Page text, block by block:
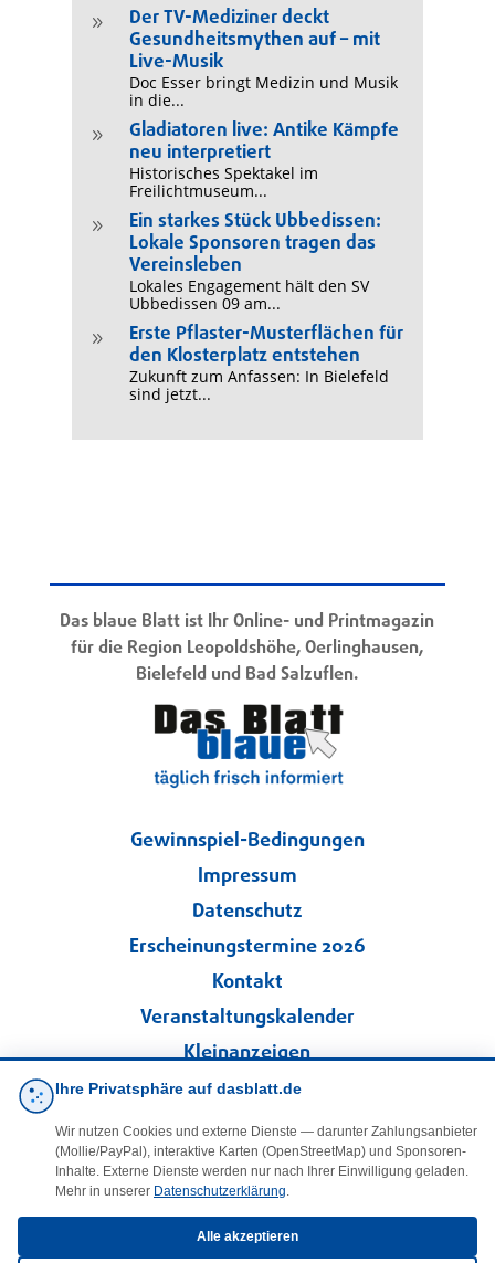
9
Der TV-Mediziner deckt
Gesundheitsmythen auf – mit
Live-Musik
Doc Esser bringt Medizin und Musik
in die...
9
Gladiatoren live: Antike Kämpfe
neu interpretiert
Historisches Spektakel im
Freilichtmuseum...
9
Ein starkes Stück Ubbedissen:
Lokale Sponsoren tragen das
Vereinsleben
Lokales Engagement hält den SV
Ubbedissen 09 am...
9
Erste Pflaster-Musterflächen für
den Klosterplatz entstehen
Zukunft zum Anfassen: In Bielefeld
sind jetzt...
Das blaue Blatt ist Ihr Online- und Printmagazin
für die Region Leopoldshöhe, Oerlinghausen,
Bielefeld und Bad Salzuflen.
Gewinnspiel-Bedingungen
Impressum
Datenschutz
Erscheinungstermine 2026
Kontakt
Veranstaltungskalender
Kleinanzeigen
Folgen Sie uns!
facebook
Ihre Privatsphäre auf dasblatt.de
Wir nutzen Cookies und externe Dienste — darunter Zahlungsanbieter
(Mollie/PayPal), interaktive Karten (OpenStreetMap) und Sponsoren-
Inhalte. Externe Dienste werden nur nach Ihrer Einwilligung geladen.
Mehr in unserer Datenschutzerklärung.
Alle akzeptieren